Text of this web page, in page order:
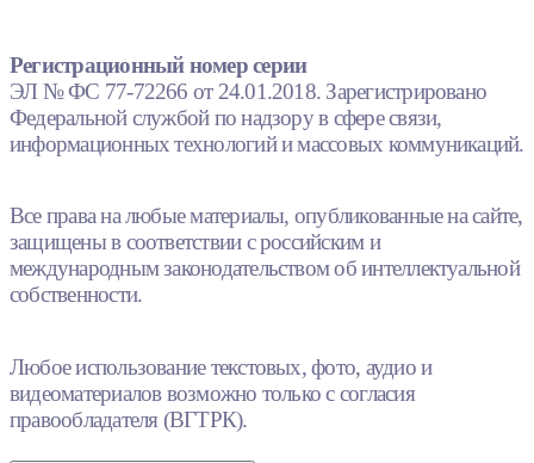
Регистрационный номер серии
ЭЛ № ФС 77-72266 от 24.01.2018. Зарегистрировано
Федеральной службой по надзору в сфере связи,
информационных технологий и массовых коммуникаций.
Все права на любые материалы, опубликованные на сайте,
защищены в соответствии с российским и
международным законодательством об интеллектуальной
собственности.
Любое использование текстовых, фото, аудио и
видеоматериалов возможно только с согласия
правообладателя (ВГТРК).